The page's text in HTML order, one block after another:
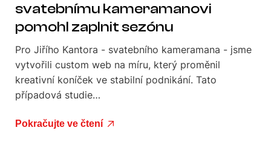
svatebnímu kameramanovi
pomohl zaplnit sezónu
Pro Jiřího Kantora - svatebního kameramana - jsme
vytvořili custom web na míru, který proměnil
kreativní koníček ve stabilní podnikání. Tato
případová studie…
Pokračujte ve čtení